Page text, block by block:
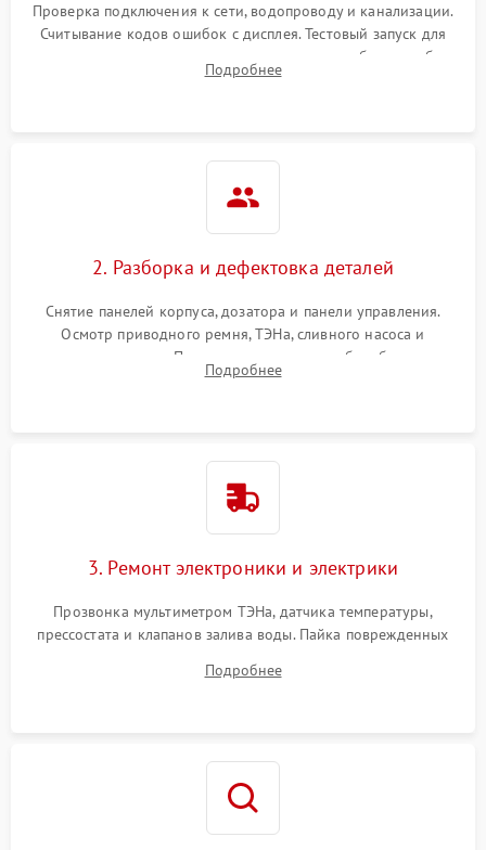
Проверка подключения к сети, водопроводу и канализации.
Считывание кодов ошибок с дисплея. Тестовый запуск для
выявления посторонних шумов, протечек или сбоев в работе
электронного модуля управления.
Подробнее
2. Разборка и дефектовка деталей
Снятие панелей корпуса, дозатора и панели управления.
Осмотр приводного ремня, ТЭНа, сливного насоса и
амортизаторов. Проверка подшипников барабана и
крестовины на износ, а манжеты люка на разрывы.
Подробнее
3. Ремонт электроники и электрики
Прозвонка мультиметром ТЭНа, датчика температуры,
прессостата и клапанов залива воды. Пайка поврежденных
Восстановление целостности проводки и контактов.
Подробнее